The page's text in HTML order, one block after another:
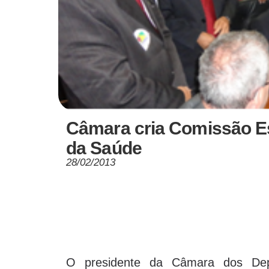
Câmara cria Comissão
da Saúde
28/02/2013
O presidente da Câmara dos